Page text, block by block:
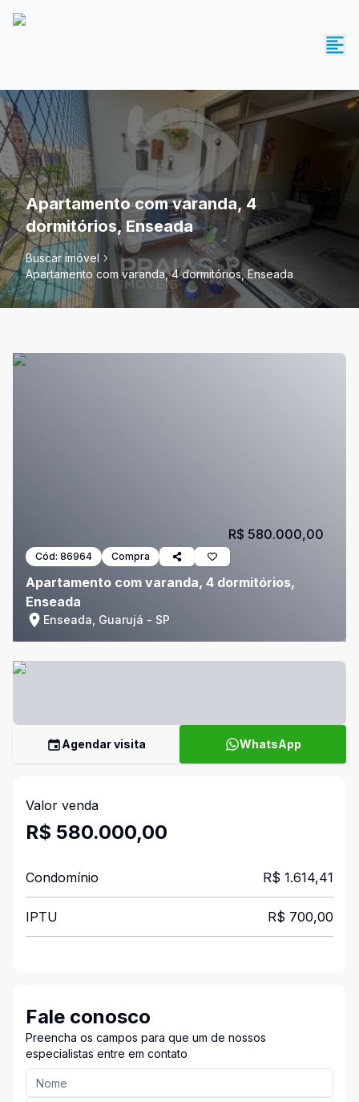
Apartamento com varanda, 4
dormitórios, Enseada
Buscar imóvel
Apartamento com varanda, 4 dormitórios, Enseada
Cód: 86964 Compra
Apartamento com varanda, 4 dormitórios,
Enseada
Enseada, Guarujá - SP
R$ 580.000,00
Agendar visita WhatsApp
Valor venda
R$ 580.000,00
Condomínio R$ 1.614,41
IPTU R$ 700,00
Fale conosco
Preencha os campos para que um de nossos
especialistas entre em contato